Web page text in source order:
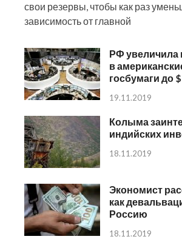
свои резервы, чтобы как раз
зависимость от главной
РФ увеличила
в
госбумаги до
19.11.2019
Колыма
индийских
18.11.2019
Экономист
как
Россию
18.11.2019